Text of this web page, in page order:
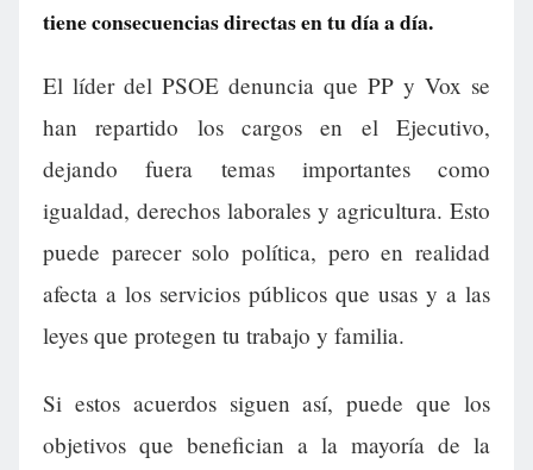
tiene consecuencias directas en tu día a día.
El líder del PSOE denuncia que PP y Vox se
han repartido los cargos en el Ejecutivo,
dejando fuera temas importantes como
igualdad, derechos laborales y agricultura. Esto
puede parecer solo política, pero en realidad
afecta a los servicios públicos que usas y a las
leyes que protegen tu trabajo y familia.
Si estos acuerdos siguen así, puede que los
objetivos que benefician a la mayoría de la